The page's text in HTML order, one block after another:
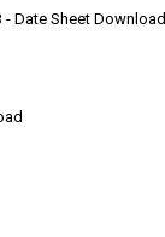
- Date Sheet Download